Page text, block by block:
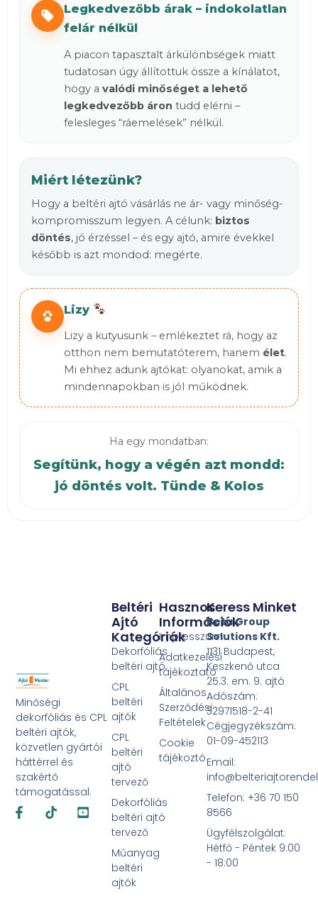
Legkedvezőbb árak – indokolatlan
felár nélkül
A piacon tapasztalt árkülönbségek miatt
tudatosan úgy állítottuk össze a kínálatot,
hogy a valódi minőséget a lehető
legkedvezőbb áron tudd elérni –
felesleges “ráemelések” nélkül.
Miért létezünk?
Hogy a beltéri ajtó vásárlás ne ár- vagy minőség-
kompromisszum legyen. A célunk: biztos
döntés, jó érzéssel – és egy ajtó, amire évekkel
később is azt mondod: megérte.
Lizy
Lizy a kutyusunk – emlékeztet rá, hogy az
otthon nem bemutatóterem, hanem élet.
Mi ehhez adunk ajtókat: olyanokat, amik a
mindennapokban is jól működnek.
Ha egy mondatban:
Segítünk, hogy a végén azt mondd:
jó döntés volt. Tünde & Kolos
Minőségi
dekorfóliás és CPL
beltéri ajtók,
közvetlen gyártói
háttérrel és
szakértő
támogatással.
Facebook-
f
TiktokYoutube-
square
Hasznos
Információk
Impresszum
Adatkezelési
tájékoztató
Általános
Szerződési
Feltételek
Cookie
tájékoztó
Beltéri
Ajtó
Kategóriák
Dekorfóliás
beltéri ajtó
CPL
beltéri
ajtók
CPL
beltéri
ajtó
tervező
Dekorfóliás
beltéri ajtó
tervező
Műanyag
beltéri
ajtók
Keress Minket
Beta Group
Solutions Kft.
1131 Budapest,
Keszkenő utca
25.3. em. 9. ajtó
Adószám:
32971518-2-41
Cégjegyzékszám:
01-09-452113
Email:
Telefon: +36 70 150
8566
Ügyfélszolgálat:
Hétfő - Péntek 9:00
- 18:00